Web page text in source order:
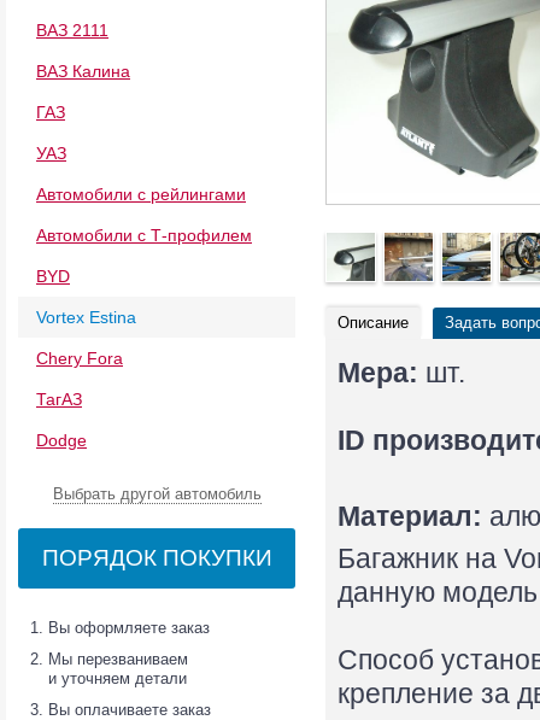
ВАЗ 2111
ВАЗ Калина
ГАЗ
УАЗ
Автомобили с рейлингами
Автомобили с Т-профилем
BYD
Vortex Estina
Chery Fora
ТагАЗ
Dodge
Выбрать другой автомобиль
ПОРЯДОК ПОКУПКИ
Вы оформляете заказ
Мы перезваниваем
и уточняем детали
Вы оплачиваете заказ
Описание Задать
Мера: шт.
ID
Материал:
Багажник на
данную
Способ
крепление за